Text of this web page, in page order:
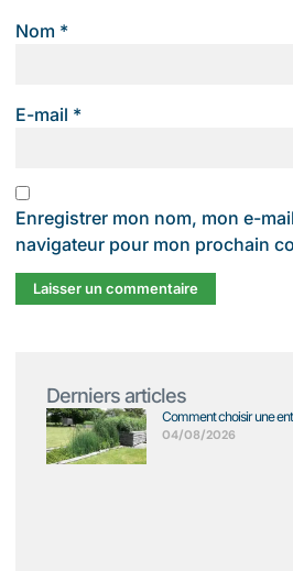
Nom *
E-mail *
Enregistrer mon nom, mon e-
navigateur pour mon prochain
Derniers articles
Comment choisir une
04/08/2026